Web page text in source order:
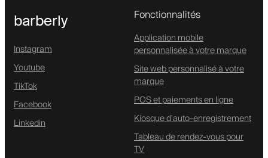
barberly
Instagram
Youtube
TikTok
Facebook
Linkedin
Fonctionnalités
Application mobile
personnalisée à votre marque
Site web personnalisé à votre
marque
POS et paiements en ligne
Kiosque d'auto-enregistrement
Tableau de rendez-vous pour
TV